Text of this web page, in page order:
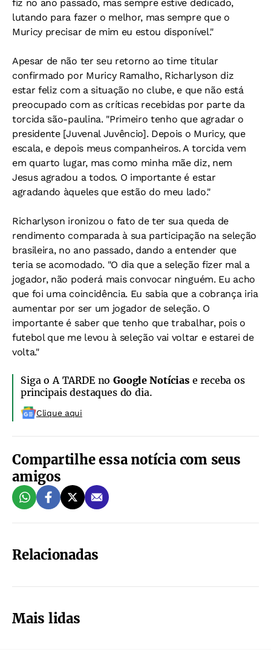
fiz no ano passado, mas sempre estive dedicado,
lutando para fazer o melhor, mas sempre que o
Muricy precisar de mim eu estou disponível."
Apesar de não ter seu retorno ao time titular
confirmado por Muricy Ramalho, Richarlyson diz
estar feliz com a situação no clube, e que não está
preocupado com as críticas recebidas por parte da
torcida são-paulina. "Primeiro tenho que agradar o
presidente [Juvenal Juvêncio]. Depois o Muricy, que
escala, e depois meus companheiros. A torcida vem
em quarto lugar, mas como minha mãe diz, nem
Jesus agradou a todos. O importante é estar
agradando àqueles que estão do meu lado."
Richarlyson ironizou o fato de ter sua queda de
rendimento comparada à sua participação na seleção
brasileira, no ano passado, dando a entender que
teria se acomodado. "O dia que a seleção fizer mal a
jogador, não poderá mais convocar ninguém. Eu acho
que foi uma coincidência. Eu sabia que a cobrança iria
aumentar por ser um jogador de seleção. O
importante é saber que tenho que trabalhar, pois o
futebol que me levou à seleção vai voltar e estarei de
volta."
Siga o A TARDE noGoogle Notíciase receba os
principais destaques do dia.
Clique aqui
Compartilhe essa notícia com seus
amigos
Relacionadas
Mais lidas